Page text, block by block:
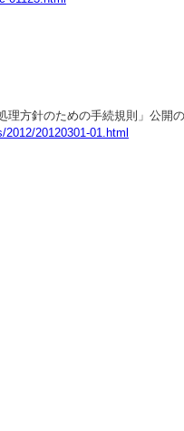
理方針のための手続規則」公開
20120301-01.html